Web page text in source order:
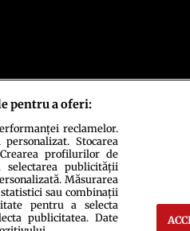
pentru a oferi:
reclamelor.
Stocarea
profilurilor de
publicității
Măsurarea
sau combinații
pentru a selecta
publicitatea. Date